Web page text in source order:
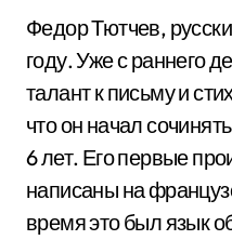
Федор Тютчев,
году. Уже с раннего
талант к письму и
что он начал
6 лет. Его первые
написаны на
время это был язык